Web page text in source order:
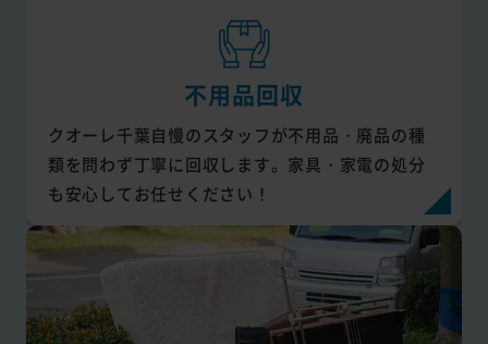
不用品回収
クオーレ千葉自慢のスタッフが不用品・廃品の種
類を問わず丁寧に回収します。家具・家電の処分
も安心してお任せください！